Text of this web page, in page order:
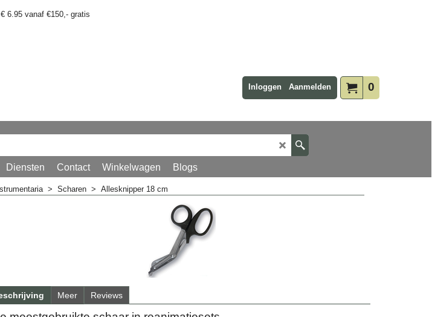
6.95 vanaf €150,- gratis
0
Inloggen Aanmelden
Diensten Contact Winkelwagen Blogs
> Scharen > Allesknipper 18 cm
Meer Reviews